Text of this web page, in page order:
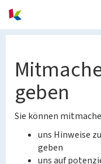
geben
Sie können
uns Hinweise
geben
uns auf